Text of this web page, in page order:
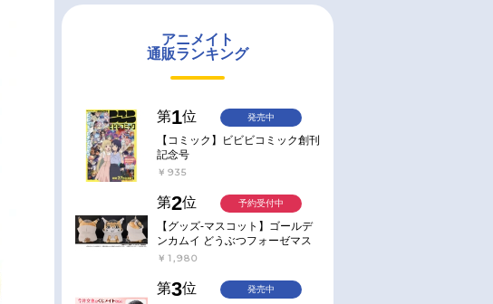
アニメイト
通販ランキング
第1位
【コミック】ビビビコミック創刊
記念号
￥935
発売中
第2位
【グッズ-マスコット】ゴールデ
ンカムイ どうぶつフォーゼマス
コット 4.尾形百之助【再販】
￥1,980
予約受付中
第3位 発売中